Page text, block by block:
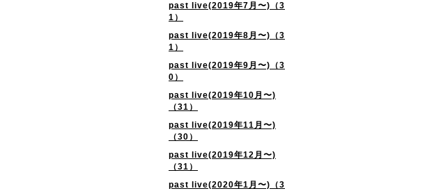
past live(2019年7月〜)（3
1）
past live(2019年8月〜)（3
1）
past live(2019年9月〜)（3
0）
past live(2019年10月〜)
（31）
past live(2019年11月〜)
（30）
past live(2019年12月〜)
（31）
past live(2020年1月〜)（3